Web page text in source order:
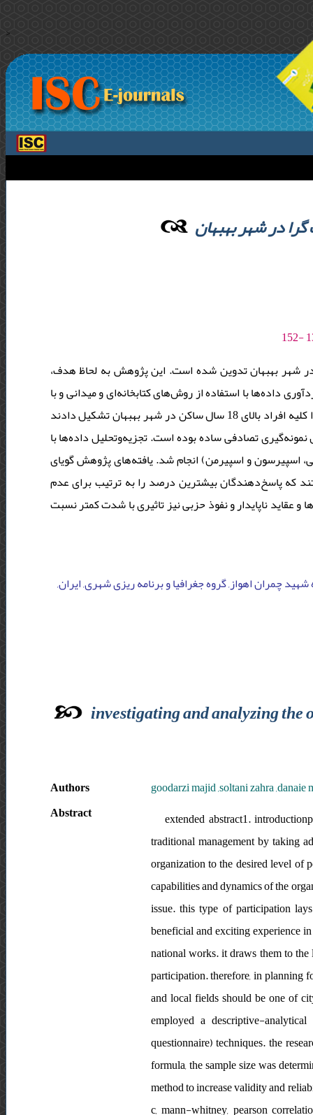
>
در شهر بهبهان
شهر بهبهان تدوین شده است. این پژوهش به لحاظ هدف،
داده‌ها با استفاده از روش‌های کتابخانه‌ای و میدانی و با
ابزار پرسشنامه محقق ساخته صورت گرفته است. جامعه آماری این پژوهش را کلیه افراد بالای 18 سال ساکن در شهر بهبهان تشکیل دادند
نفر در نظر گرفته شد و روش نمونه‌گیری تصادفی ساده بوده است. تجزیه‌وتحلیل داده‌ها با
اسپیرسون و اسپیرمن) انجام شد. یافته‌های پژوهش گویای
که پاسخ‌دهندگان بیشترین درصد را به ترتیب برای عدم
ناپایدار و نفوذ حزبی نیز تاثیری با شدت کمتر نسبت
چمران اهواز, گروه جغرافیا و برنامه ریزی شهری, ایران,
investigating and analyzing the
Authors
goodarzi majid ,soltani zahra ,danaie
Abstract
extended abstract1.
traditional management by taking
organization to the desired level of
capabilities and dynamics of the
issue. this type of participation
beneficial and exciting experience
national works. it draws them to
participation. therefore, in planning
and local fields should be one of
employed a descriptive-
questionnaire) techniques. the
formula, the sample size was
method to increase validity and
c, mann-whitney, pearson